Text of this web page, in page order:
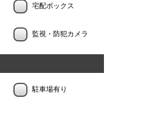
宅配ボックス
監視・防犯カメラ
駐車場有り